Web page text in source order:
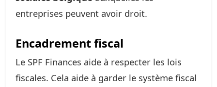
entreprises peuvent avoir droit.
Encadrement fiscal
Le SPF Finances aide à respecter les lois
fiscales. Cela aide à garder le système fiscal